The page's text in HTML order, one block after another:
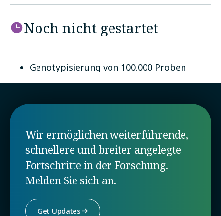
Noch nicht gestartet
Genotypisierung von 100.000 Proben
Wir ermöglichen weiterführende,
schnellere und breiter angelegte
Fortschritte in der Forschung.
Melden Sie sich an.
Get Updates